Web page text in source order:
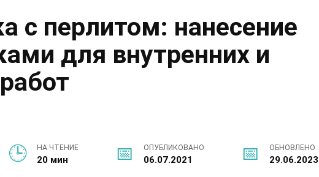
с перлитом: нанесение
для внутренних и
НА ЧТЕНИЕ
20 мин
ОПУБЛИКОВАНО
06.07.2021
ОБНОВЛЕНО
29.06.2023